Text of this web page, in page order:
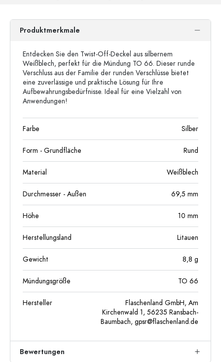
Produktmerkmale
Entdecken Sie den Twist-Off-Deckel aus silbernem
Weißblech, perfekt für die Mündung TO 66. Dieser runde
Verschluss aus der Familie der runden Verschlüsse bietet
eine zuverlässige und praktische Lösung für Ihre
Aufbewahrungsbedürfnisse. Ideal für eine Vielzahl von
Anwendungen!
Farbe Silber
Form - Grundfläche Rund
Material Weißblech
Durchmesser - Außen 69,5 mm
Höhe 10 mm
Herstellungsland Litauen
Gewicht 8,8 g
Mündungsgröße TO 66
Hersteller
Flaschenland GmbH, Am
Kirchenwald 1, 56235 Ransbach-
Baumbach, gpsr@flaschenland.de
Bewertungen